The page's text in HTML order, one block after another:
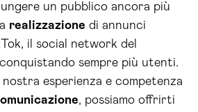
un pubblico ancora più
realizzazione di annunci
il social network del
sempre più utenti.
esperienza e competenza
, possiamo offrirti